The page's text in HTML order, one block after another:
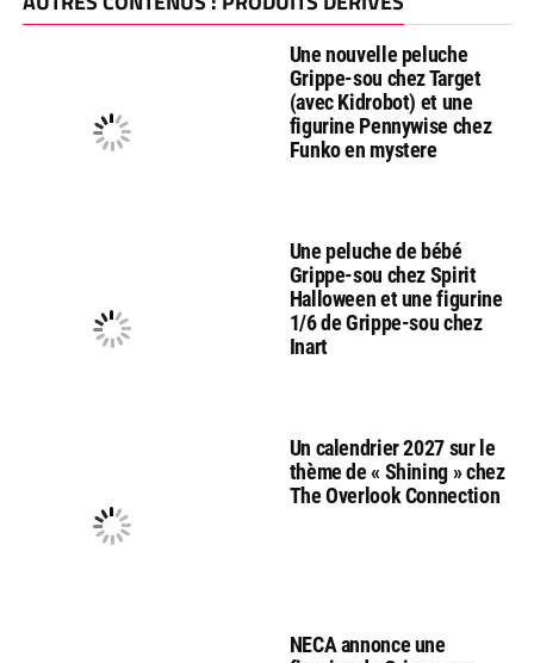
Une nouvelle peluche
Grippe-sou chez Target
(avec Kidrobot) et une
figurine Pennywise chez
Funko en mystere
Une peluche de bébé
Grippe-sou chez Spirit
Halloween et une figurine
1/6 de Grippe-sou chez
Inart
Un calendrier 2027 sur le
thème de « Shining » chez
The Overlook Connection
NECA annonce une